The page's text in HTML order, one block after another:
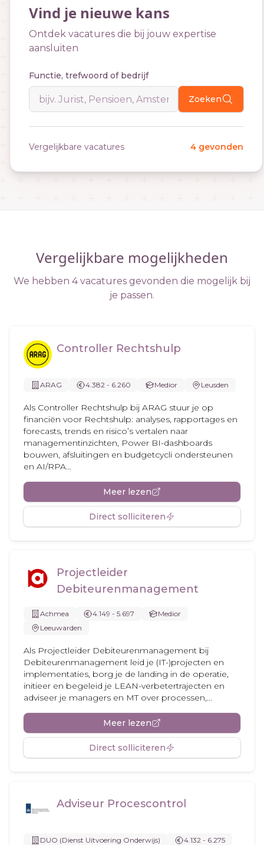
Vind je nieuwe kans
Ontdek vacatures die bij jouw expertise
aansluiten
Functie, trefwoord of bedrijf
Zoeken
Vergelijkbare vacatures 4 gevonden
Vergelijkbare mogelijkheden
We hebben 4 vacatures gevonden die mogelijk bij
je passen.
Controller Rechtshulp
ARAG 4.382 - 6.260 Medior Leusden
Als Controller Rechtshulp bij ARAG stuur je op
financiën voor Rechtshulp: analyses, rapportages en
forecasts, trends en risico’s vertalen naar
managementinzichten, Power BI-dashboards
bouwen, afsluitingen en budgetcycli ondersteunen
en AI/RPA...
Meer lezen
Direct solliciteren
Projectleider
Debiteurenmanagement
Achmea 4.149 - 5.697
Medior
Leeuwarden
Als Projectleider Debiteurenmanagement bij
Debiteurenmanagement leid je (IT-)projecten en
implementaties, borg je de landing in de operatie,
initieer en begeleid je LEAN-verbetertrajecten en
adviseer je managers en MT over processen,...
Meer lezen
Direct solliciteren
Adviseur Procescontrol
DUO (Dienst Uitvoering Onderwijs)
4.132 - 6.275